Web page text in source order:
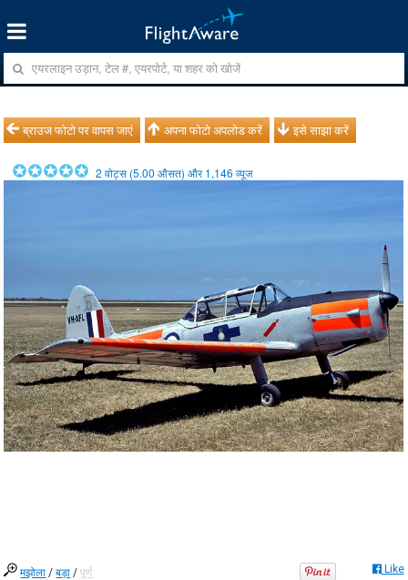
ब्राउज फोटो पर वापस जाएं अपना फोटो अपलोड करें इसे साझा करें
2 वोट्स (5.00 औसत) और1,146 व्यूज
मझोला /बड़ा /पूर्ण Like